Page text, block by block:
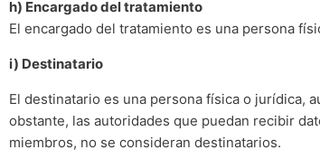
h) Encargado del tratamiento
El encargado del tratamiento es una persona
i) Destinatario
El destinatario es una persona física o jurídica,
obstante, las autoridades que puedan recibir
miembros, no se consideran destinatarios.